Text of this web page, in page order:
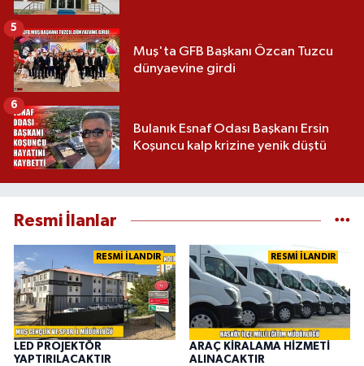
Muş'ta GFB Başkanı Özcan Tuzcu
dünyaevine girdi
5
Bulanık Esnaf Odası Başkanı Ersin
Koşuncu kalp krizine yenik düştü
6
Resmi İlanlar
RESMİ İLANDIR
LED PROJEKTÖR
YAPTIRILACAKTIR
RESMİ İLANDIR
ARAÇ KİRALAMA HİZMETİ
ALINACAKTIR